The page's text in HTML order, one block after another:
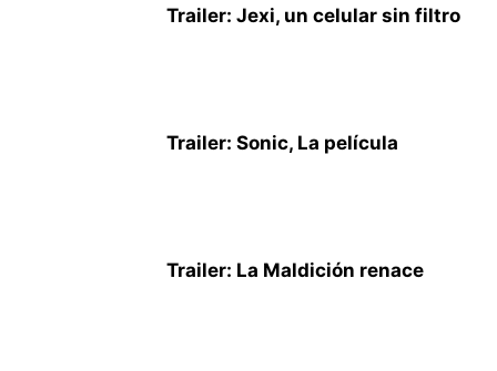
Trailer: Jexi, un celular sin filtro
Trailer: Sonic, La película
Trailer: La Maldición renace